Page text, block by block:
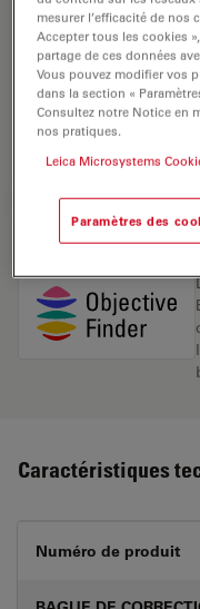
10x et une
utilisation dans un
immersion sèche et
ayant une distance
de 25.
DEMANDE DE
Caractéristiques
Numéro de produit
mesurer l’efficacité de nos
Accepter tous les cookies
partage de ces données
Vous pouvez modifier vos
dans la section «
Consultez notre Notice en
nos pratiques.
Leica Microsystems
Paramètres des